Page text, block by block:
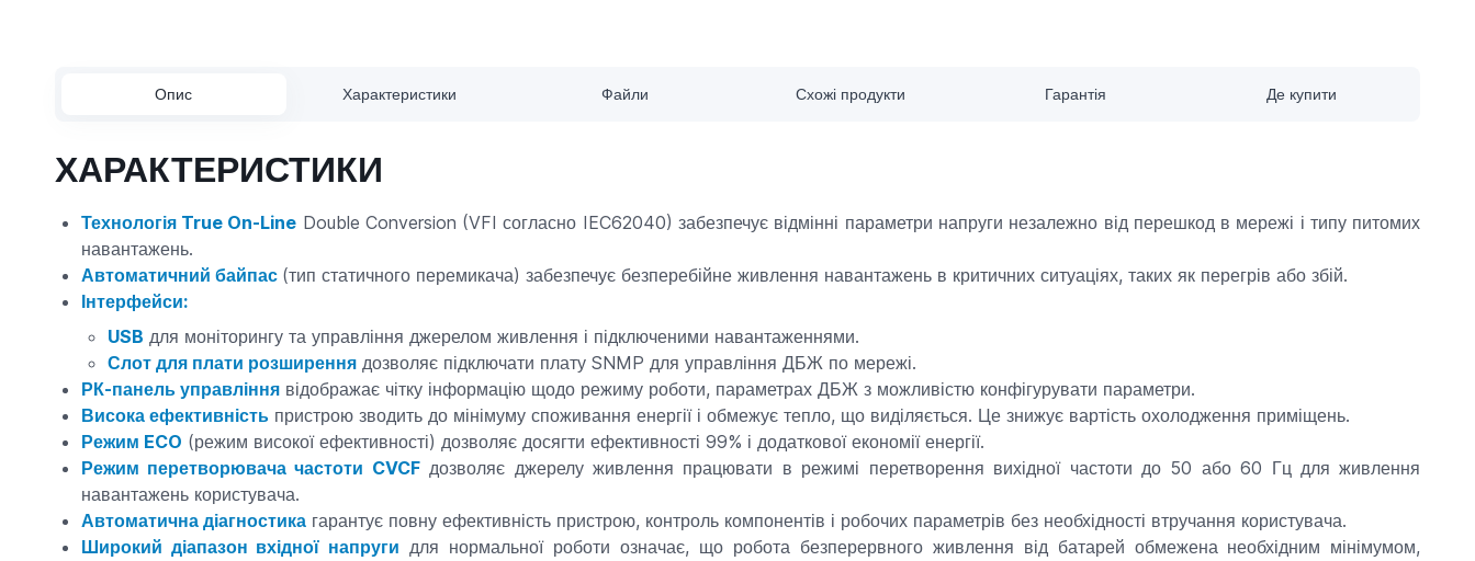
Опис Характеристики Файли Схожі продукти Гарантія Де купити
ХАРАКТЕРИСТИКИ
Технологія True On-Line Double Conversion (VFI согласно IEC62040) забезпечує відмінні параметри напруги незалежно від перешкод в мережі і типу питомих
навантажень.
Автоматичний байпас (тип статичного перемикача) забезпечує безперебійне живлення навантажень в критичних ситуаціях, таких як перегрів або збій.
Інтерфейси:
USB для моніторингу та управління джерелом живлення і підключеними навантаженнями.
Слот для плати розширеннядозволяє підключати плату SNMP для управління ДБЖ по мережі.
РК-панель управліннявідображає чітку інформацію щодо режиму роботи, параметрах ДБЖ з можливістю конфігурувати параметри.
Висока ефективністьпристрою зводить до мінімуму споживання енергії і обмежує тепло, що виділяється. Це знижує вартість охолодження приміщень.
Режим ECO (режим високої ефективності) дозволяє досягти ефективності 99% і додаткової економії енергії.
Режим перетворювача частоти CVCFдозволяє джерелу живлення працювати в режимі перетворення вихідної частоти до 50 або 60 Гц для живлення
навантажень користувача.
Автоматична діагностикагарантує повну ефективність пристрою, контроль компонентів і робочих параметрів без необхідності втручання користувача.
Широкий діапазон вхідної напруги для нормальної роботи означає, що робота безперервного живлення від батарей обмежена необхідним мінімумом,